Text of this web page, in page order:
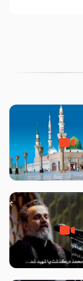
و صلوات بر پیامبر
علیه و آله بعد از
– ملا باسم کربلایی